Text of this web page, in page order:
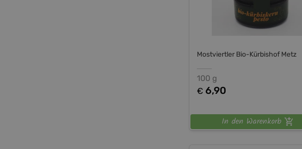
Mostviertler Bio-Kürbishof Metz
100 g
€ 6,90
In den Warenkorb